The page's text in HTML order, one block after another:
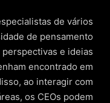
de vários
de pensamento
e ideias
encontrado em
ao interagir com
os CEOs podem